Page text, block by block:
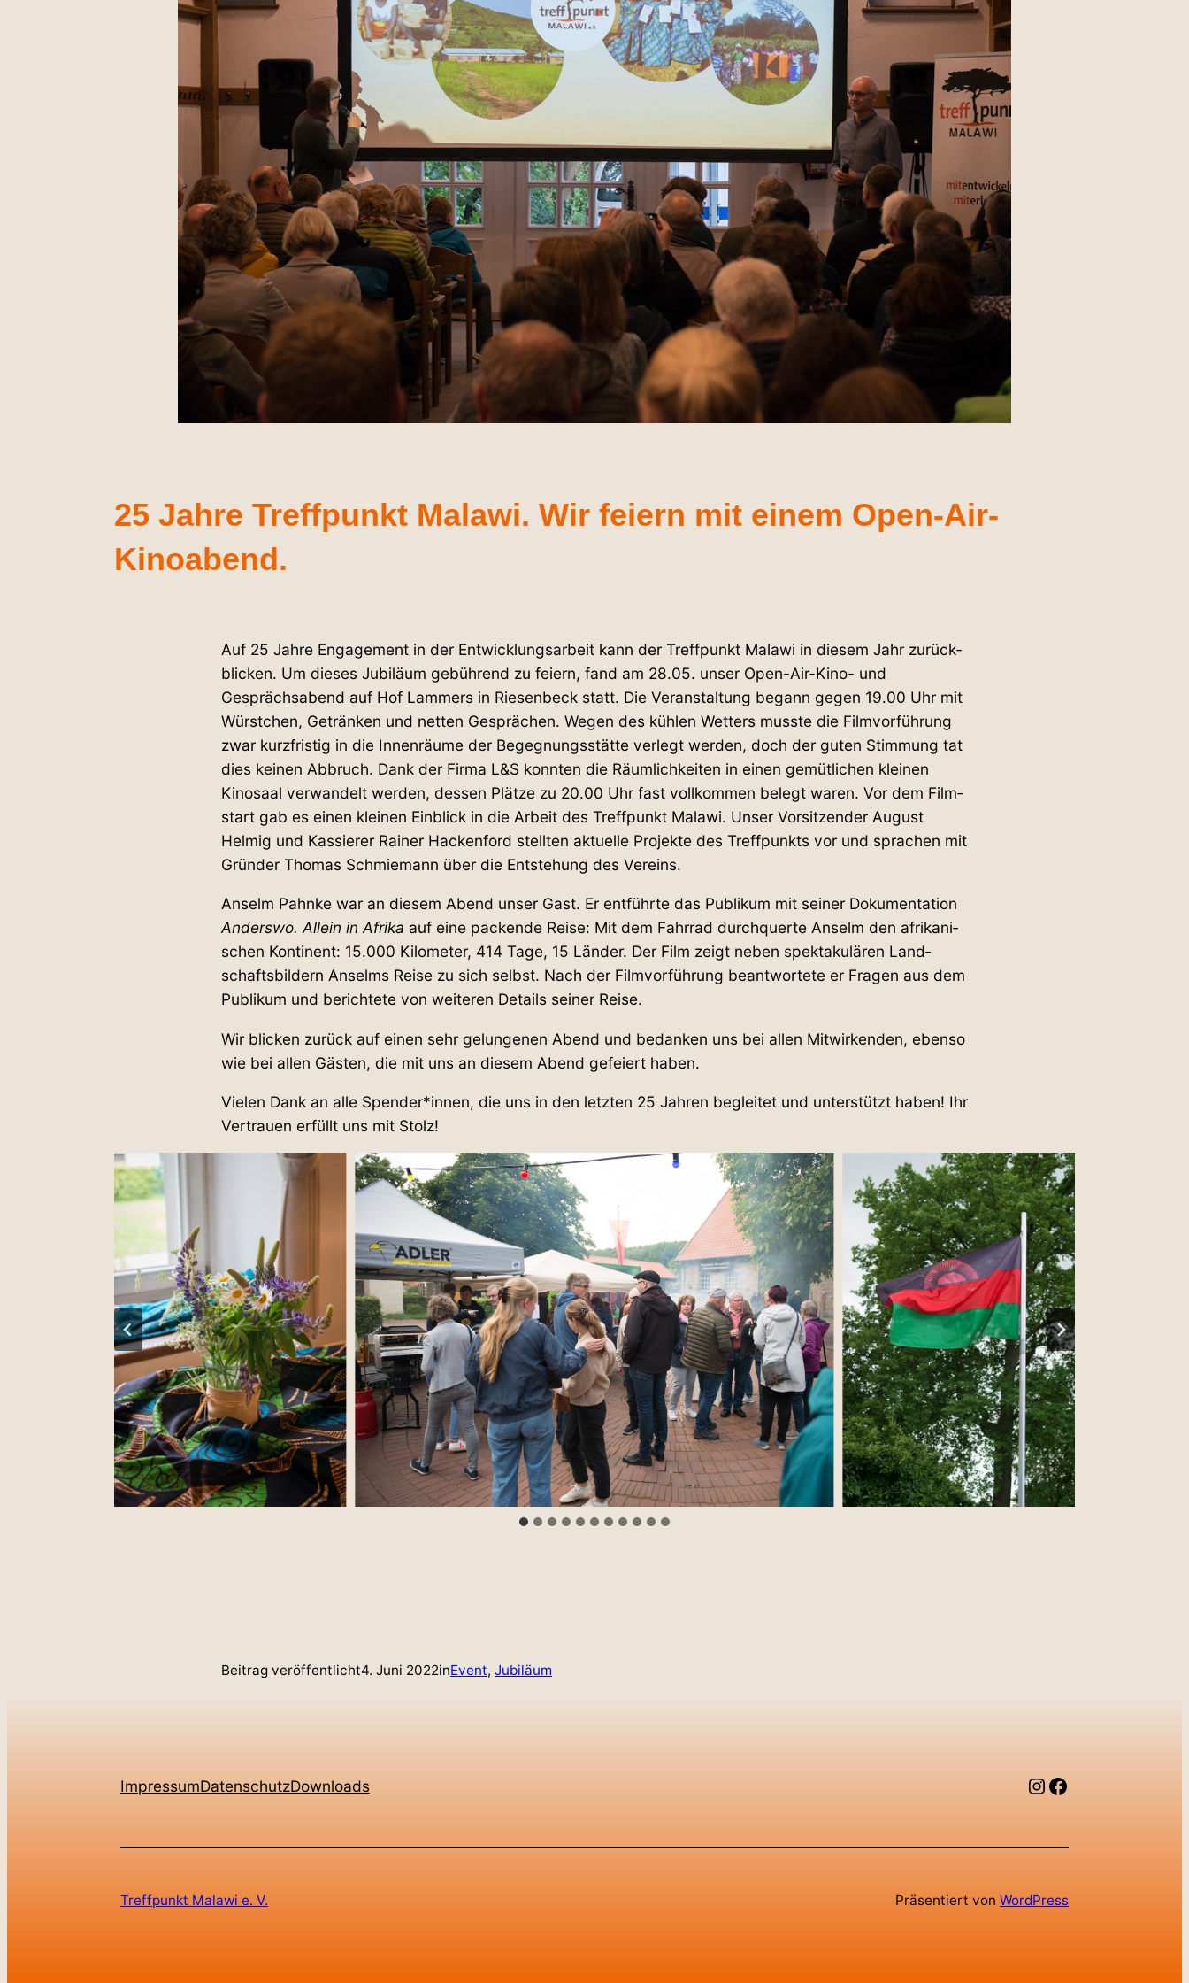
25 Jahre Treff­punkt Malawi. Wir feiern mit einem Open-Air-
Kinoabend.
Auf 25 Jahre Enga­gement in der Ent­wick­lungs­arbeit kann der Treff­punkt Malawi in diesem Jahr zurück­
blicken. Um dieses Jubiläum gebührend zu feiern, fand am 28.05. unser Open-Air-Kino- und
Gesprächs­abend auf Hof Lammers in Rie­senbeck statt. Die Ver­an­staltung begann gegen 19.00 Uhr mit
Würstchen, Getränken und netten Gesprächen. Wegen des kühlen Wetters musste die Film­vor­führung
zwar kurz­fristig in die Innen­räume der Begeg­nungs­stätte verlegt werden, doch der guten Stimmung tat
dies keinen Abbruch. Dank der Firma L&S konnten die Räum­lich­keiten in einen gemüt­lichen kleinen
Kinosaal ver­wandelt werden, dessen Plätze zu 20.00 Uhr fast voll­kommen belegt waren. Vor dem Film­
start gab es einen kleinen Ein­blick in die Arbeit des Treff­punkt Malawi. Unser Vor­sit­zender August
Helmig und Kas­sierer Rainer Hackenford stellten aktuelle Pro­jekte des Treff­punkts vor und sprachen mit
Gründer Thomas Schmiemann über die Ent­stehung des Vereins.
Anselm Pahnke war an diesem Abend unser Gast. Er ent­führte das Publikum mit seiner Doku­men­tation
Anderswo. Allein in Afrika auf eine packende Reise: Mit dem Fahrrad durch­querte Anselm den afri­ka­ni­
schen Kon­tinent: 15.000 Kilo­meter, 414 Tage, 15 Länder. Der Film zeigt neben spek­ta­ku­lären Land­
schafts­bildern Anselms Reise zu sich selbst. Nach der Film­vor­führung beant­wortete er Fragen aus dem
Publikum und berichtete von wei­teren Details seiner Reise.
Wir blicken zurück auf einen sehr gelun­genen Abend und bedanken uns bei allen Mit­wir­kenden, ebenso
wie bei allen Gästen, die mit uns an diesem Abend gefeiert haben.
Vielen Dank an alle Spender*innen, die uns in den letzten 25 Jahren begleitet und unter­stützt haben! Ihr
Ver­trauen erfüllt uns mit Stolz!
Beitrag veröffentlicht4. Juni 2022inEvent, Jubiläum
ImpressumDatenschutzDownloads Instagram
Facebook
Treffpunkt Malawi e. V. Präsentiert von WordPress